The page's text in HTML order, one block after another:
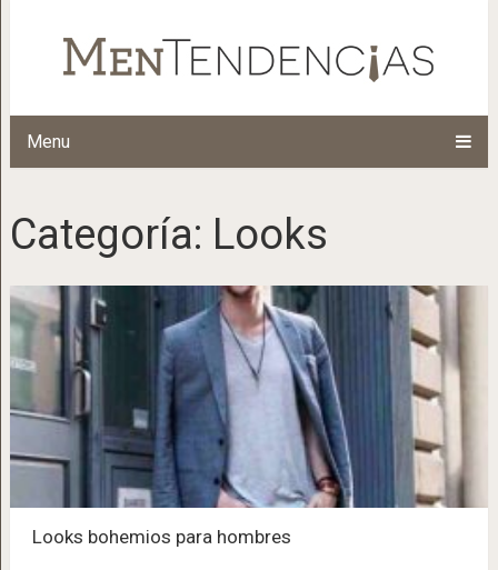
Menu
Categoría: Looks
Looks bohemios para hombres